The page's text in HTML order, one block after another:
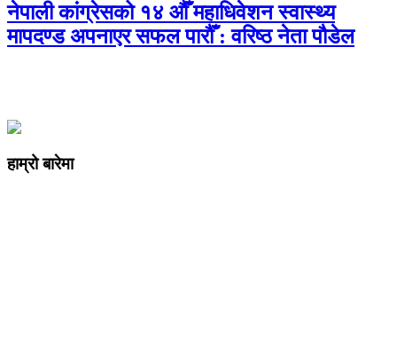
नेपाली कांग्रेसको १४ औँ महाधिवेशन स्वास्थ्य
मापदण्ड अपनाएर सफल पारौँ : वरिष्ठ नेता पौडेल
हाम्रो बारेमा